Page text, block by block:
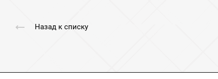
Назад к списку